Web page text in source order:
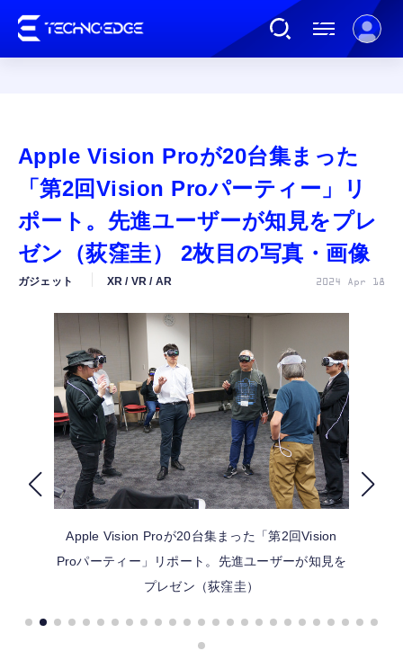
ガジェット
カルチャー
公式ストア
FOLLOW US
Apple Vision Proが20台集まった
「第2回Vision Proパーティー」リ
ポート。先進ユーザーが知見をプレ
ゼン（荻窪圭） 2枚目の写真・画像
ガジェット XR / VR / AR 2024 Apr 18
Apple Vision Proが20台集まった「第2回Vision
Proパーティー」リポート。先進ユーザーが知見を
プレゼン（荻窪圭）